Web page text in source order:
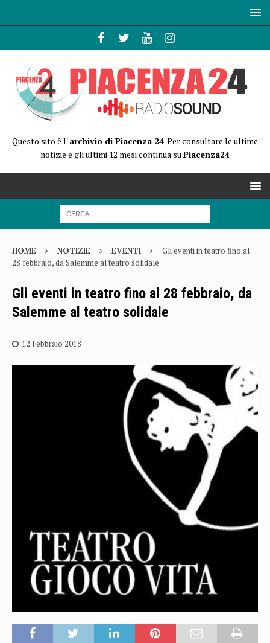
Questo sito è l'archivio di Piacenza 24. Per consultare le ultime
notizie e gli ultimi 12 mesi continua suPiacenza24
HOME NOTIZIE EVENTI
Gli eventi in teatro fino al
28 febbraio, da Salemme al teatro solidale
Gli eventi in teatro fino al 28 febbraio, da
Salemme al teatro solidale
12 Febbraio 2018